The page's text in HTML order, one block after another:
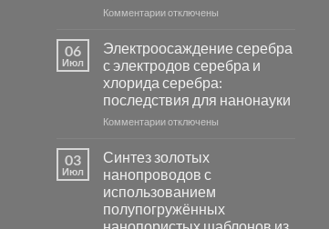
Комментариик
фотокаталитической
активности
Хлорида
Серебра-
AgCl
свете
с
помощью
модификации
отключены
06
Июл
Электроосаждение серебра
с электродов серебра и
хлорида серебра:
последствия для нанонауки
Комментариик
серебра
с
электродов
серебра
отключены
03
Июл
Синтез золотых
нанопроводов с
использованием
полупогружённых